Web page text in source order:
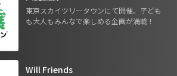
東京スカイツリータウンにて開催。子ども
も大人もみんなで楽しめる企画が満載！
Will Friends